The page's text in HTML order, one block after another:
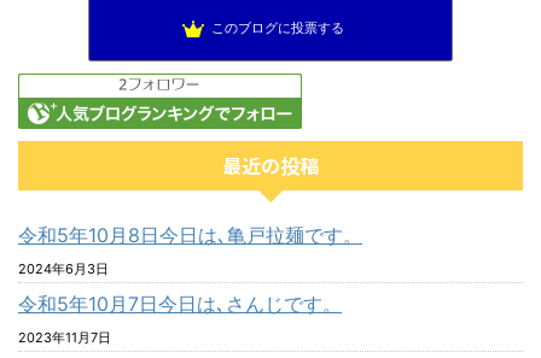
このブログに投票する
最近の投稿
令和5年10月8日今日は､亀戸拉麺です。
2024年6月3日
令和5年10月7日今日は､さんじです。
2023年11月7日